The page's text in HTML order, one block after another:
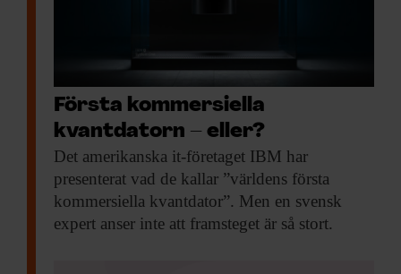
Första kommersiella
kvantdatorn – eller?
Det amerikanska it-företaget IBM har
presenterat vad de kallar ”världens första
kommersiella kvantdator”. Men en svensk
expert anser inte att framsteget är så stort.